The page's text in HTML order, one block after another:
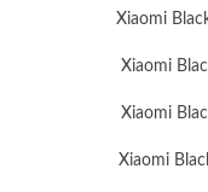
Xiaomi
Xiaomi
Xiaomi
Xiaomi